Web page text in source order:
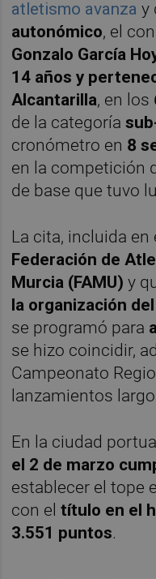
atletismo avanza y
autonómico, el
Gonzalo García
14 años y
Alcantarilla, en los
de la categoría
cronómetro en 8
en la competición
de base que tuvo
La cita, incluida en
Federación de
Murcia (FAMU) y
la organización
se programó para
se hizo coincidir,
Campeonato
lanzamientos
En la ciudad
el 2 de marzo
establecer el tope
con el título en el
3.551 puntos.